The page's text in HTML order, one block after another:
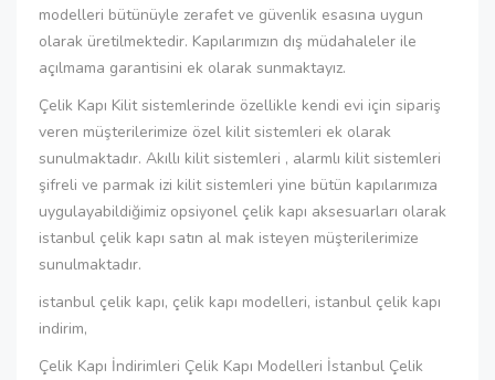
modelleri bütünüyle zerafet ve güvenlik esasına uygun
olarak üretilmektedir. Kapılarımızın dış müdahaleler ile
açılmama garantisini ek olarak sunmaktayız.
Çelik Kapı Kilit sistemlerinde özellikle kendi evi için sipariş
veren müşterilerimize özel kilit sistemleri ek olarak
sunulmaktadır. Akıllı kilit sistemleri , alarmlı kilit sistemleri
şifreli ve parmak izi kilit sistemleri yine bütün kapılarımıza
uygulayabildiğimiz opsiyonel çelik kapı aksesuarları olarak
istanbul çelik kapı satın al mak isteyen müşterilerimize
sunulmaktadır.
istanbul çelik kapı, çelik kapı modelleri, istanbul çelik kapı
indirim,
Çelik Kapı İndirimleri Çelik Kapı Modelleri İstanbul Çelik